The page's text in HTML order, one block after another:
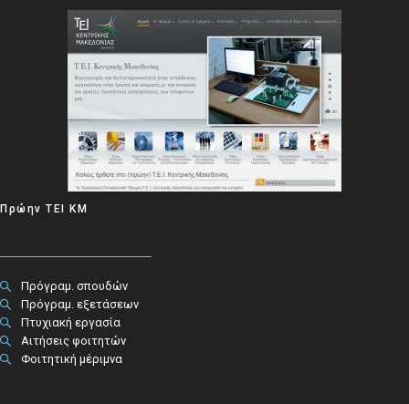
Πρώην ΤΕΙ ΚΜ
Πρόγραμ. σπουδών
Πρόγραμ. εξετάσεων
Πτυχιακή εργασία
Αιτήσεις φοιτητών
Φοιτητική μέριμνα